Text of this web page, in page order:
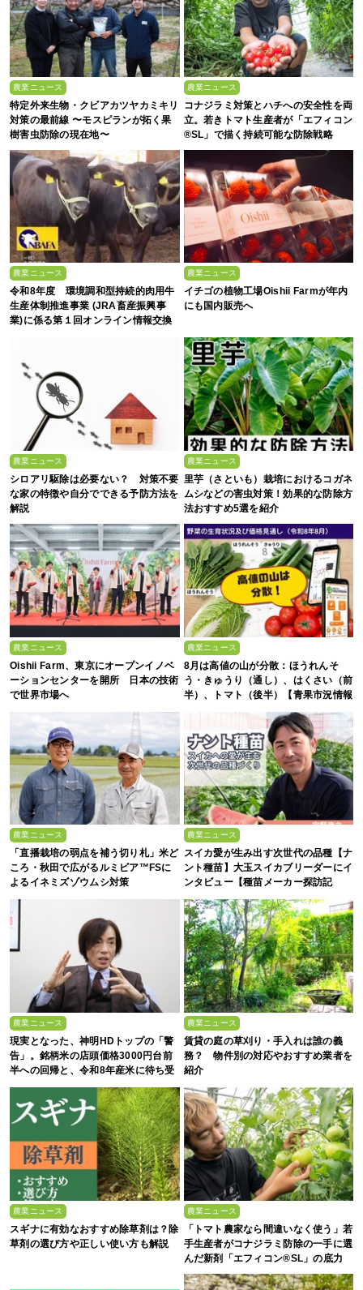
農業ニュース
特定外来生物・クビアカツヤカミキリ
対策の最前線 〜モスピランが拓く果
樹害虫防除の現在地〜
農業ニュース
コナジラミ対策とハチへの安全性を両
立。若きトマト生産者が「エフィコン
®SL」で描く持続可能な防除戦略
農業ニュース
令和8年度 環境調和型持続的肉用牛
生産体制推進事業 (JRA畜産振興事
業)に係る第１回オンライン情報交換
農業ニュース
イチゴの植物工場Oishii Farmが年内
にも国内販売へ
農業ニュース
シロアリ駆除は必要ない？ 対策不要
な家の特徴や自分でできる予防方法を
解説
農業ニュース
里芋（さといも）栽培におけるコガネ
ムシなどの害虫対策！効果的な防除方
法おすすめ5選を紹介
農業ニュース
Oishii Farm、東京にオープンイノベ
ーションセンターを開所 日本の技術
で世界市場へ
農業ニュース
8月は高値の山が分散：ほうれんそ
う・きゅうり（通し）、はくさい（前
半）、トマト（後半）【青果市況情報
農業ニュース
「直播栽培の弱点を補う切り札」米ど
ころ・秋田で広がるルミビア™FSに
よるイネミズゾウムシ対策
農業ニュース
スイカ愛が生み出す次世代の品種【ナ
ント種苗】大玉スイカブリーダーにイ
ンタビュー【種苗メーカー探訪記
Vol.4】
農業ニュース
現実となった、神明HDトップの「警
告」。銘柄米の店頭価格3000円台前
半への回帰と、令和8年産米に待ち受
ける“大暴落”の可能性
農業ニュース
賃貸の庭の草刈り・手入れは誰の義
務？ 物件別の対応やおすすめ業者を
紹介
農業ニュース
スギナに有効なおすすめ除草剤は？除
草剤の選び方や正しい使い方も解説
農業ニュース
「トマト農家なら間違いなく使う」若
手生産者がコナジラミ防除の一手に選
んだ新剤「エフィコン®SL」の底力